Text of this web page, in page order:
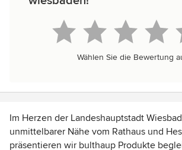
Wählen Sie die Bewertung
Im Herzen der Landeshauptstadt
unmittelbarer Nähe vom Rathaus und
präsentieren wir bulthaup Produkte